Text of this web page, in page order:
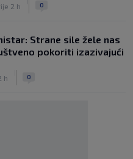
2 h 0
Strane sile žele nas
pokoriti izazivajući
h 0